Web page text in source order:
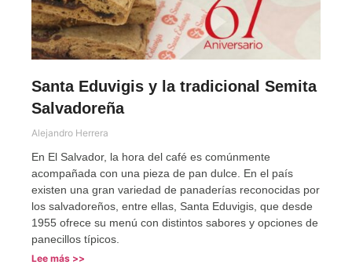
Santa Eduvigis y la tradicional Semita
Salvadoreña
Alejandro Herrera
En El Salvador, la hora del café es comúnmente
acompañada con una pieza de pan dulce. En el país
existen una gran variedad de panaderías reconocidas por
los salvadoreños, entre ellas, Santa Eduvigis, que desde
1955 ofrece su menú con distintos sabores y opciones de
panecillos típicos.
Lee más >>